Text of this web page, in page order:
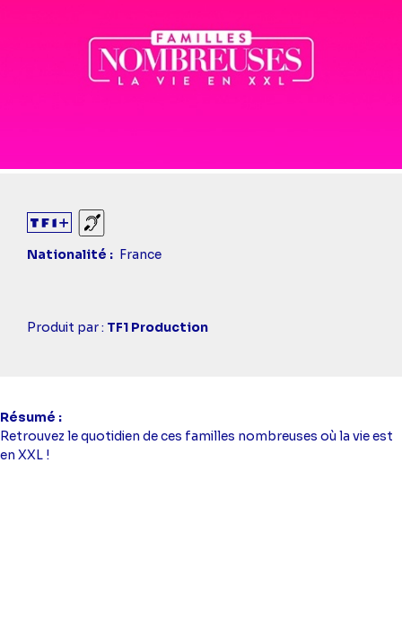
Sourds et malentendants
Nationalité
France
Casting
Produit par : TF1 Production
Résumé
Retrouvez le quotidien de ces familles nombreuses où la vie est
en XXL !